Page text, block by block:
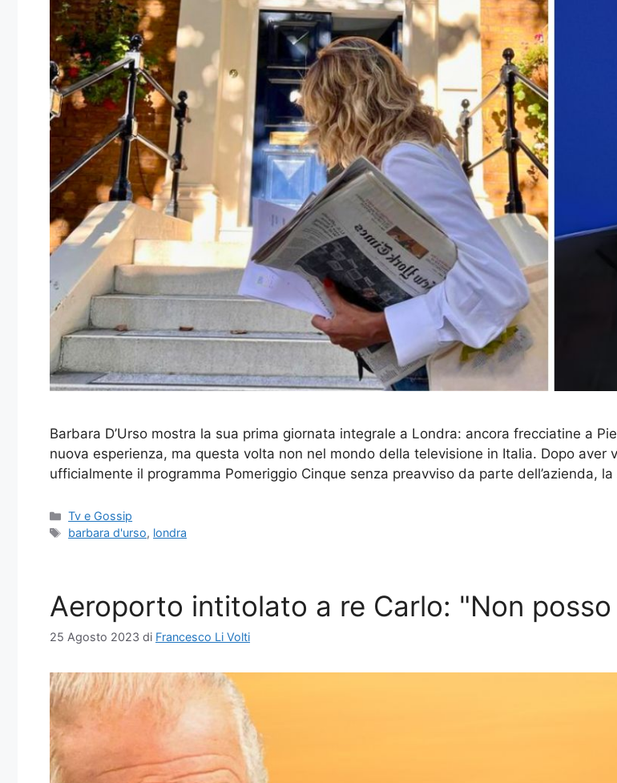
Barbara D’Urso mostra la sua prima giornata integrale a Londra: ancora frecciatine a
nuova esperienza, ma questa volta non nel mondo della televisione in Italia. Dopo
ufficialmente il programma Pomeriggio Cinque senza preavviso da parte dell’azienda,
Categorie
Tv e Gossip
Tag
barbara d'urso, londra
Aeroporto intitolato a re Carlo: "Non
25 Agosto 2023 di Francesco Li Volti